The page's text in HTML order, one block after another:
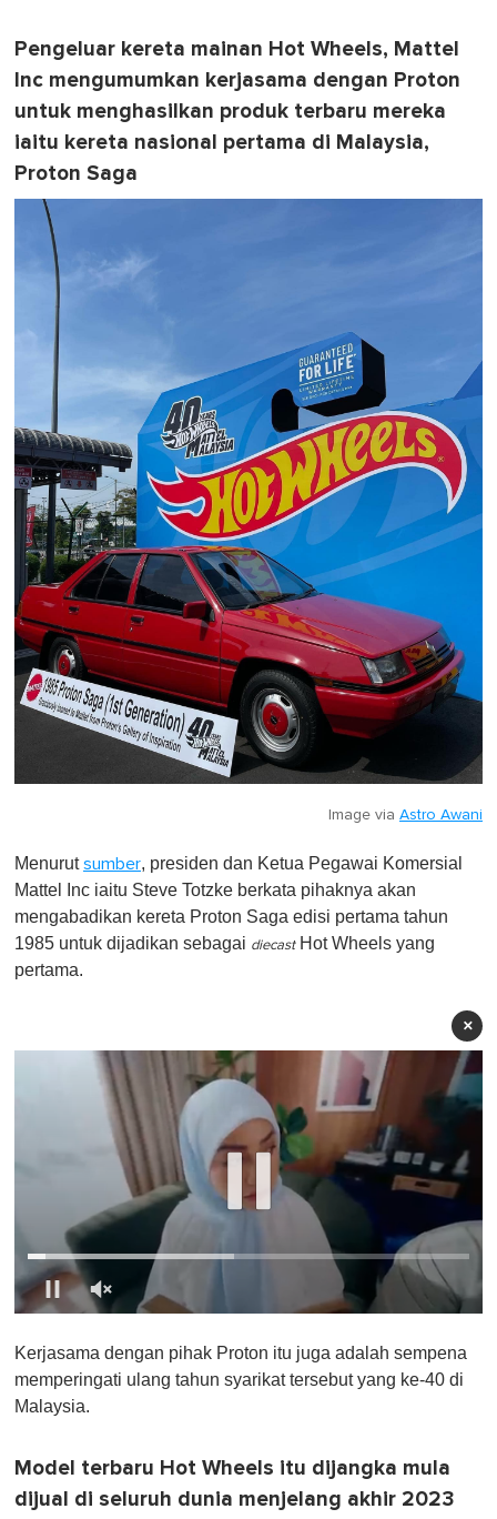
Pengeluar kereta mainan Hot Wheels, Mattel
Inc mengumumkan kerjasama dengan Proton
untuk menghasilkan produk terbaru mereka
iaitu kereta nasional pertama di Malaysia,
Proton Saga
Image via Astro Awani
Menurutsumber, presiden dan Ketua Pegawai Komersial
Mattel Inc iaitu Steve Totzke berkata pihaknya akan
mengabadikan kereta Proton Saga edisi pertama tahun
1985 untuk dijadikan sebagai diecastHot Wheels yang
pertama.
×
f
1
i
t
,
Kerjasama dengan pihak Proton itu juga adalah sempena
memperingati ulang tahun syarikat tersebut yang ke-40 di
Malaysia.
Model terbaru Hot Wheels itu dijangka mula
dijual di seluruh dunia menjelang akhir 2023